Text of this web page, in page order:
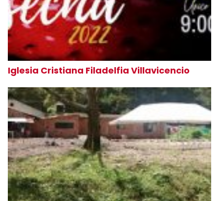
Iglesia Cristiana Filadelfia Villavicencio